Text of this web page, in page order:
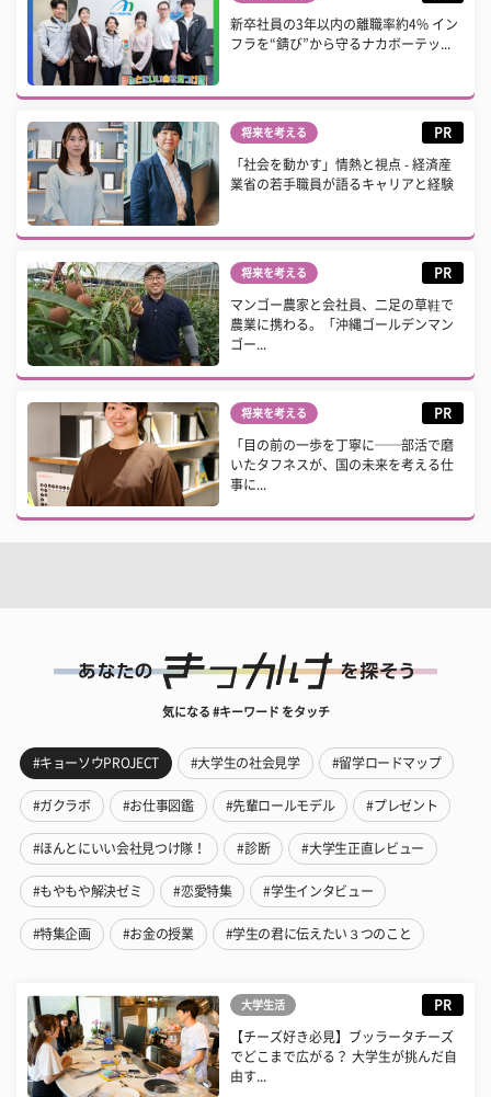
新卒社員の3年以内の離職率約4% イン
フラを“錆び”から守るナカボーテッ...
将来を考える PR
「社会を動かす」情熱と視点 - 経済産
業省の若手職員が語るキャリアと経験
将来を考える PR
マンゴー農家と会社員、二足の草鞋で
農業に携わる。「沖縄ゴールデンマン
ゴー...
将来を考える PR
「目の前の一歩を丁寧に──部活で磨
いたタフネスが、国の未来を考える仕
事に...
気になる #キーワード をタッチ
#キョーソウPROJECT #大学生の社会見学 #留学ロードマップ
#ガクラボ #お仕事図鑑 #先輩ロールモデル #プレゼント
#ほんとにいい会社見つけ隊！ #診断 #大学生正直レビュー
#もやもや解決ゼミ #恋愛特集 #学生インタビュー
#特集企画 #お金の授業 #学生の君に伝えたい３つのこと
大学生活 PR
【チーズ好き必見】ブッラータチーズ
でどこまで広がる？ 大学生が挑んだ自
由す...